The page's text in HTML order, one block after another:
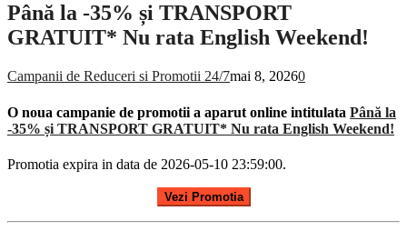
Până la -35% și TRANSPORT
GRATUIT* Nu rata English Weekend!
Campanii de Reduceri si Promotii 24/7mai 8, 20260
O noua campanie de promotii a aparut online intitulata Până la
-35% și TRANSPORT GRATUIT* Nu rata English Weekend!
Promotia expira in data de 2026-05-10 23:59:00.
Vezi Promotia